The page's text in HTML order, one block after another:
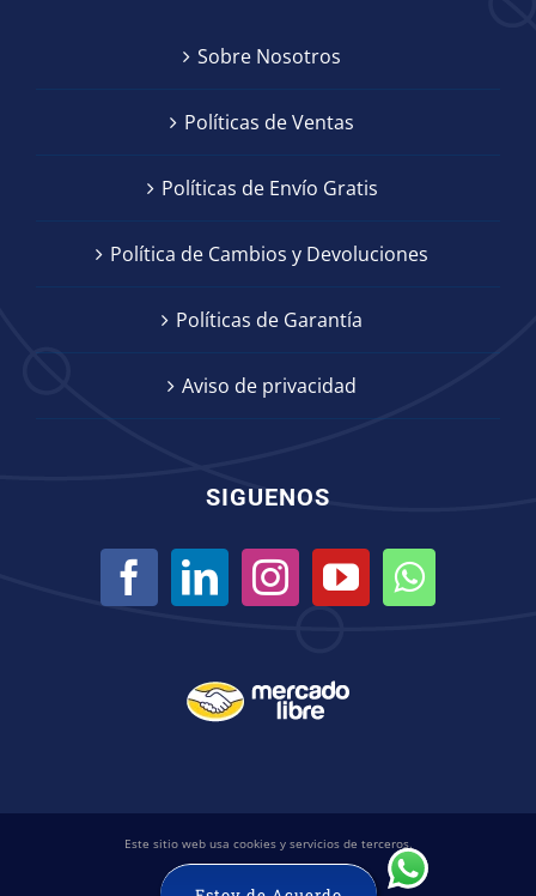
Sobre Nosotros
Políticas de Ventas
Políticas de Envío Gratis
Política de Cambios y Devoluciones
Políticas de Garantía
Aviso de privacidad
SIGUENOS
© ICB Ingeniería Científica Bionanomolecular
Este sitio web usa cookies y servicios de terceros.